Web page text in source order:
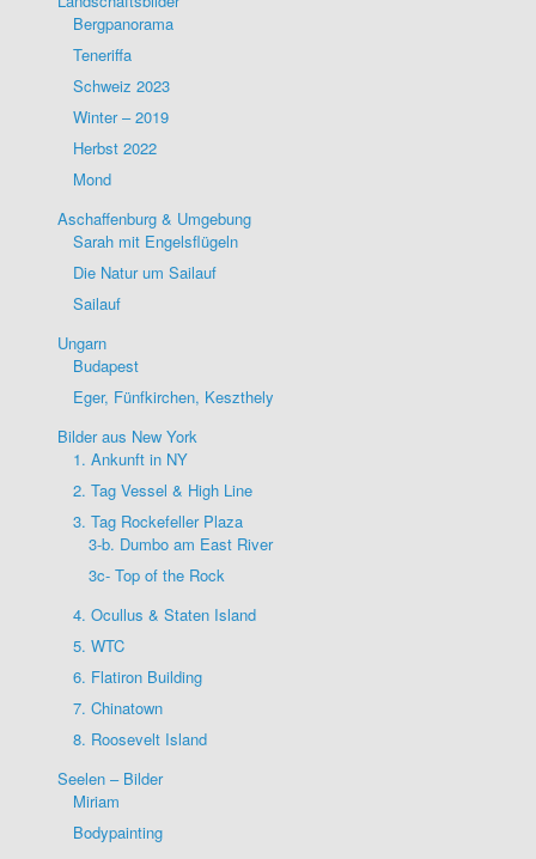
Bergpanorama
Teneriffa
Schweiz 2023
Winter – 2019
Herbst 2022
Mond
Aschaffenburg & Umgebung
Sarah mit Engelsflügeln
Die Natur um Sailauf
Sailauf
Ungarn
Budapest
Eger, Fünfkirchen, Keszthely
Bilder aus New York
1. Ankunft in NY
2. Tag Vessel & High Line
3. Tag Rockefeller Plaza
3-b. Dumbo am East River
3c- Top of the Rock
4. Ocullus & Staten Island
5. WTC
6. Flatiron Building
7. Chinatown
8. Roosevelt Island
Seelen – Bilder
Miriam
Bodypainting